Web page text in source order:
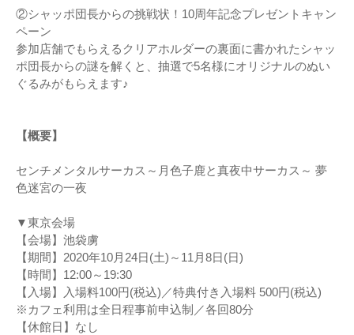
②シャッポ団長からの挑戦状！10周年記念プレゼントキャン
ペーン
参加店舗でもらえるクリアホルダーの裏面に書かれたシャッ
ポ団長からの謎を解くと、抽選で5名様にオリジナルのぬい
ぐるみがもらえます♪
【概要】
センチメンタルサーカス～月色子鹿と真夜中サーカス～ 夢
色迷宮の一夜
▼東京会場
【会場】池袋虜
【期間】2020年10月24日(土)～11月8日(日)
【時間】12:00～19:30
【入場】入場料100円(税込)／特典付き入場料 500円(税込)
※カフェ利用は全日程事前申込制／各回80分
【休館日】なし